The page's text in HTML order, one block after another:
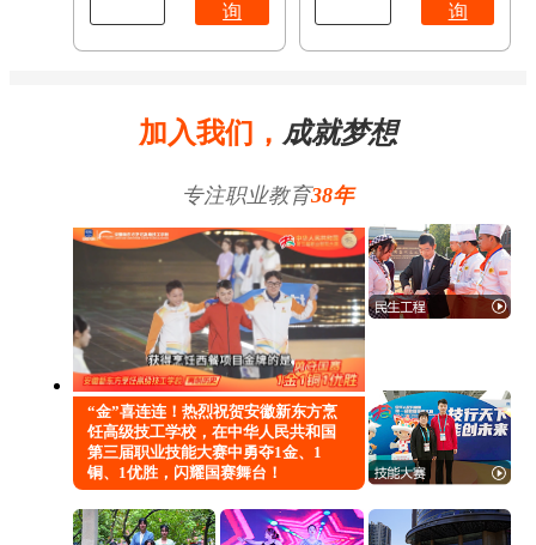
询
询
加入我们， 成就梦想
专注职业教育38年
“金”喜连连！热烈祝贺安徽新东方烹
饪高级技工学校，在中华人民共和国
第三届职业技能大赛中勇夺1金、1
铜、1优胜，闪耀国赛舞台！